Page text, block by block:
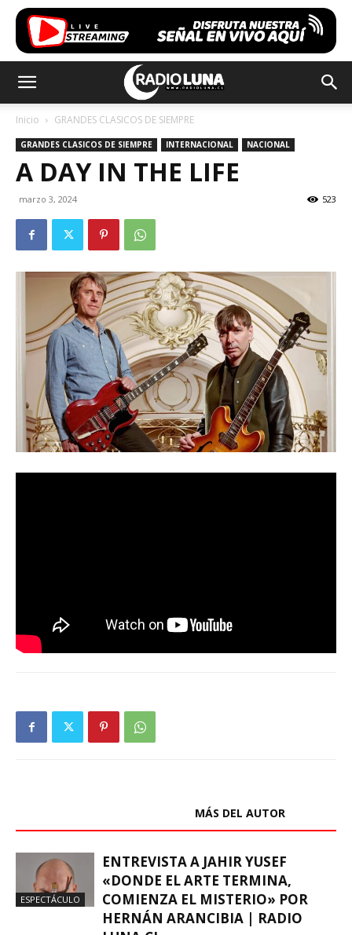
Inicio GRANDES CLASICOS DE SIEMPRE
GRANDES CLASICOS DE SIEMPRE INTERNACIONAL NACIONAL
A DAY IN THE LIFE
marzo 3, 2024 523
MÁS DEL AUTOR
ESPECTÁCULO
ENTREVISTA A JAHIR YUSEF
«DONDE EL ARTE TERMINA,
COMIENZA EL MISTERIO» POR
HERNÁN ARANCIBIA | RADIO